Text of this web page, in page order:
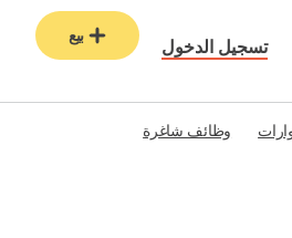
تسجيل الدخول
بيع
وظائف شاغرة